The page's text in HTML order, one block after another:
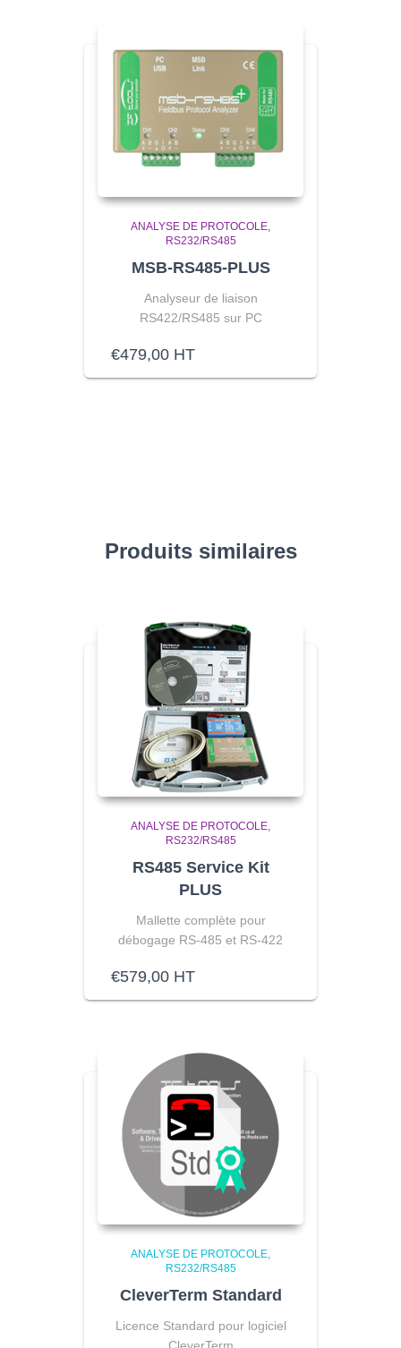
ANALYSE DE PROTOCOLE
RS232/RS485
MSB-RS485-PLUS
Analyseur de liaison
RS422/RS485 sur PC
€479,00 HT
Produits similaires
ANALYSE DE PROTOCOLE
RS232/RS485
RS485 Service Kit
PLUS
Mallette complète pour
débogage RS-485 et RS-422
€579,00 HT
ANALYSE DE PROTOCOLE
RS232/RS485
CleverTerm Standard
Licence Standard pour logiciel
CleverTerm